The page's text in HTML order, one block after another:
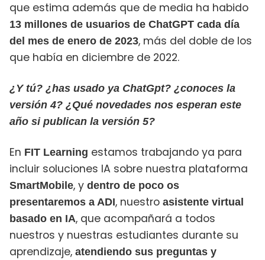
que estima además que de media ha habido
13 millones de usuarios de ChatGPT cada día
del mes de enero de 2023, más del doble de los
que había en diciembre de 2022.
¿Y tú? ¿has usado ya ChatGpt? ¿conoces la
versión 4? ¿Qué novedades nos esperan este
año si publican la versión 5?
En FIT Learning estamos trabajando ya para
incluir soluciones IA sobre nuestra plataforma
SmartMobile, y dentro de poco os
presentaremos a ADI, nuestro asistente virtual
basado en IA, que acompañará a todos
nuestros y nuestras estudiantes durante su
aprendizaje, atendiendo sus preguntas y